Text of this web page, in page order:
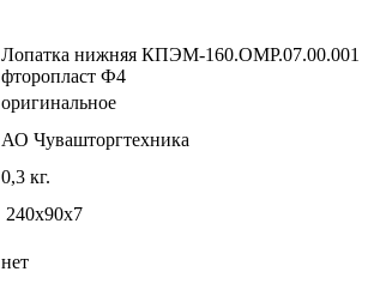
Лопатка нижняя КПЭМ-160.ОМР.07.00.001
фторопласт Ф4
оригинальное
АО Чувашторгтехника
0,3 кг.
240х90х7
нет